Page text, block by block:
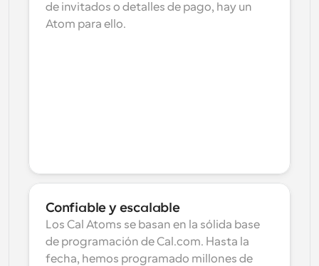
de invitados o detalles de pago, hay un
Atom para ello.
Confiable y escalable
Los Cal Atoms se basan en la sólida base
de programación de Cal.com. Hasta la
fecha, hemos programado millones de